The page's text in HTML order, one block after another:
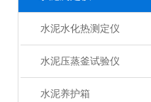
水泥水化热测定仪
水泥压蒸釜试验仪
水泥养护箱